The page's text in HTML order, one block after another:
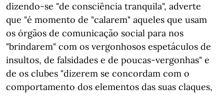
dizendo-se "de consciência tranquila", adverte
que "é momento de "calarem" aqueles que usam
os órgãos de comunicação social para nos
"brindarem" com os vergonhosos espetáculos de
insultos, de falsidades e de poucas-vergonhas" e
de os clubes "dizerem se concordam com o
comportamento dos elementos das suas claques,